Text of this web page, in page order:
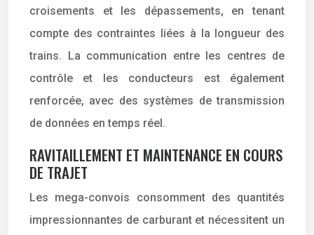
croisements et les dépassements, en tenant
compte des contraintes liées à la longueur des
trains. La communication entre les centres de
contrôle et les conducteurs est également
renforcée, avec des systèmes de transmission
de données en temps réel.
RAVITAILLEMENT ET MAINTENANCE EN COURS
DE TRAJET
Les mega-convois consomment des quantités
impressionnantes de carburant et nécessitent un